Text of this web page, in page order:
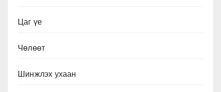
Цаг үе
Чөлөөт
Шинжлэх ухаан